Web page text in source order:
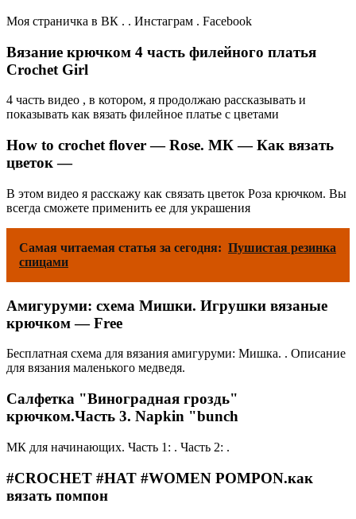
Моя страничка в ВК . . Инстаграм . Facebook
Вязание крючком 4 часть филейного платья
Crochet Girl
4 часть видео , в котором, я продолжаю рассказывать и
показывать как вязать филейное платье с цветами
How to crochet flover — Rose. МК — Как вязать
цветок —
В этом видео я расскажу как связать цветок Роза крючком. Вы
всегда сможете применить ее для украшения
Самая читаемая статья за сегодня: Пушистая резинка
спицами
Амигуруми: схема Мишки. Игрушки вязаные
крючком — Free
Бесплатная схема для вязания амигуруми: Мишка. . Описание
для вязания маленького медведя.
Салфетка "Виноградная гроздь"
крючком.Часть 3. Napkin "bunch
МК для начинающих. Часть 1: . Часть 2: .
#CROCHET #HAT #WOMEN POMPON.как
вязать помпон